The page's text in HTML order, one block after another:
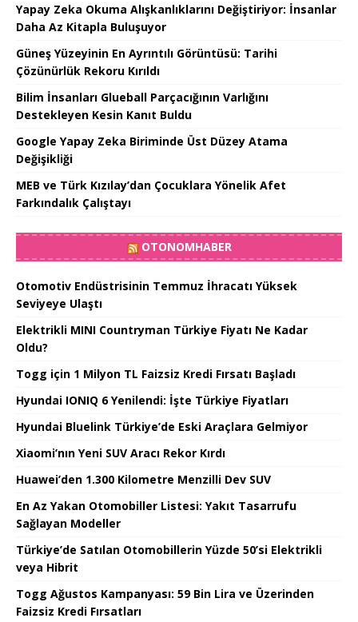
Yapay Zeka Okuma Alışkanlıklarını Değiştiriyor: İnsanlar
Daha Az Kitapla Buluşuyor
Güneş Yüzeyinin En Ayrıntılı Görüntüsü: Tarihi
Çözünürlük Rekoru Kırıldı
Bilim İnsanları Glueball Parçacığının Varlığını
Destekleyen Kesin Kanıt Buldu
Google Yapay Zeka Biriminde Üst Düzey Atama
Değişikliği
MEB ve Türk Kızılay’dan Çocuklara Yönelik Afet
Farkındalık Çalıştayı
OTONOMHABER
Otomotiv Endüstrisinin Temmuz İhracatı Yüksek
Seviyeye Ulaştı
Elektrikli MINI Countryman Türkiye Fiyatı Ne Kadar
Oldu?
Togg için 1 Milyon TL Faizsiz Kredi Fırsatı Başladı
Hyundai IONIQ 6 Yenilendi: İşte Türkiye Fiyatları
Hyundai Bluelink Türkiye’de Eski Araçlara Gelmiyor
Xiaomi’nın Yeni SUV Aracı Rekor Kırdı
Huawei’den 1.300 Kilometre Menzilli Dev SUV
En Az Yakan Otomobiller Listesi: Yakıt Tasarrufu
Sağlayan Modeller
Türkiye’de Satılan Otomobillerin Yüzde 50’si Elektrikli
veya Hibrit
Togg Ağustos Kampanyası: 59 Bin Lira ve Üzerinden
Faizsiz Kredi Fırsatları